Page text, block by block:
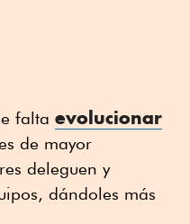
falta evolucionar
de mayor
deleguen y
dándoles más